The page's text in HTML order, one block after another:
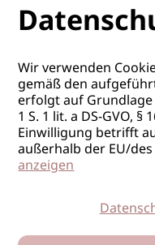
Wir verwenden
gemäß den
erfolgt auf
1 S. 1 lit. a DS-GVO, §
Einwilligung betrifft
außerhalb der EU/des
anzeigen